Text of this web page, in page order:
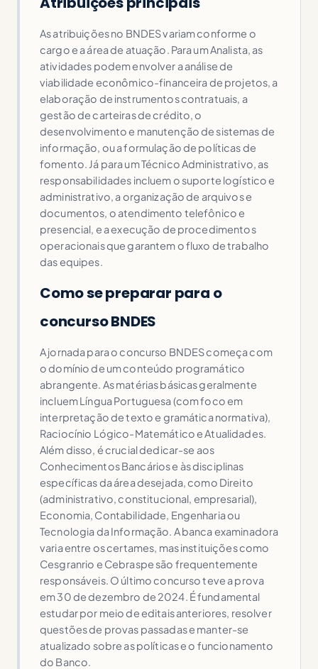
As atribuições no BNDES variam conforme o
cargo e a área de atuação. Para um Analista, as
atividades podem envolver a análise de
viabilidade econômico-financeira de projetos, a
elaboração de instrumentos contratuais, a
gestão de carteiras de crédito, o
desenvolvimento e manutenção de sistemas de
informação, ou a formulação de políticas de
fomento. Já para um Técnico Administrativo, as
responsabilidades incluem o suporte logístico e
administrativo, a organização de arquivos e
documentos, o atendimento telefônico e
presencial, e a execução de procedimentos
operacionais que garantem o fluxo de trabalho
das equipes.
Como se preparar para o
concurso BNDES
A jornada para o concurso BNDES começa com
o domínio de um conteúdo programático
abrangente. As matérias básicas geralmente
incluem Língua Portuguesa (com foco em
interpretação de texto e gramática normativa),
Raciocínio Lógico-Matemático e Atualidades.
Além disso, é crucial dedicar-se aos
Conhecimentos Bancários e às disciplinas
específicas da área desejada, como Direito
(administrativo, constitucional, empresarial),
Economia, Contabilidade, Engenharia ou
Tecnologia da Informação. A banca examinadora
varia entre os certames, mas instituições como
Cesgranrio e Cebraspe são frequentemente
responsáveis. O último concurso teve a prova
em 30 de dezembro de 2024. É fundamental
estudar por meio de editais anteriores, resolver
questões de provas passadas e manter-se
atualizado sobre as políticas e o funcionamento
do Banco.